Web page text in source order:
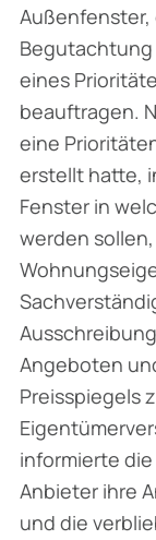
Begutachtung
eines
beauftragen.
eine
erstellt hatte,
Fenster in
werden
Angeboten
Preisspiegels
informierte
Anbieter ihre
und die